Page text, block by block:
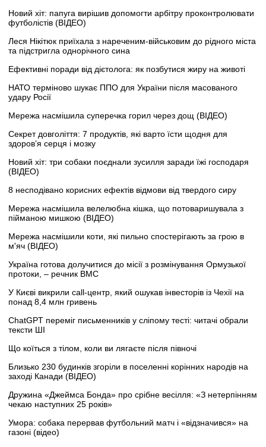
Новий хіт: папуга вирішив допомогти арбітру проконтролювати
футболістів (ВІДЕО)
Леся Нікітюк приїхала з нареченим-військовим до рідного міста
та підстригла однорічного сина
Ефективні поради від дієтолога: як позбутися жиру на животі
НАТО терміново шукає ППО для України після масованого
удару Росії
Мережа насмішила суперечка горил через дощ (ВІДЕО)
Секрет довголіття: 7 продуктів, які варто їсти щодня для
здоров’я серця і мозку
Новий хіт: три собаки поєднали зусилля заради їжі господаря
(ВІДЕО)
8 несподівано корисних ефектів відмови від твердого сиру
Мережа насмішила велелюбна кішка, що потоваришувала з
пійманою мишкою (ВІДЕО)
Мережа насмішили коти, які пильно спостерігають за грою в
м'яч (ВІДЕО)
Україна готова долучитися до місії з розмінування Ормузької
протоки, – речник ВМС
У Києві викрили call-центр, який ошукав інвесторів із Чехії на
понад 8,4 млн гривень
ChatGPT переміг письменників у сліпому тесті: читачі обрали
тексти ШІ
Що коїться з тілом, коли ви лягаєте після півночі
Близько 230 будинків згоріли в поселенні корінних народів на
заході Канади (ВІДЕО)
Дружина «Джеймса Бонда» про срібне весілля: «З нетерпінням
чекаю наступних 25 років»
Умора: собака перервав футбольний матч і «відзначився» на
газоні (відео)